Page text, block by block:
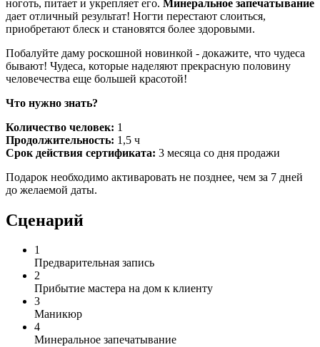
ноготь, питает и укрепляет его. Минеральное запечатывание
дает отличный результат! Ногти перестают слоиться,
приобретают блеск и становятся более здоровыми.
Побалуйте даму роскошной новинкой - докажите, что чудеса
бывают! Чудеса, которые наделяют прекрасную половину
человечества еще большей красотой!
Что нужно знать?
Количество человек: 1
Продолжительность: 1,5 ч
Срок действия сертификата: 3 месяца со дня продажи
Подарок необходимо активаровать не позднее, чем за 7 дней
до желаемой даты.
Сценарий
1
Предварительная запись
2
Прибытие мастера на дом к клиенту
3
Маникюр
4
Минеральное запечатывание